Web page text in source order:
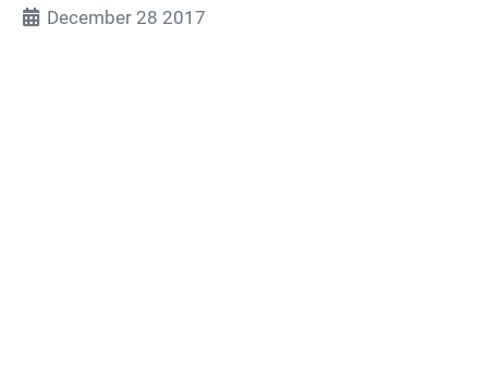
December 28 2017